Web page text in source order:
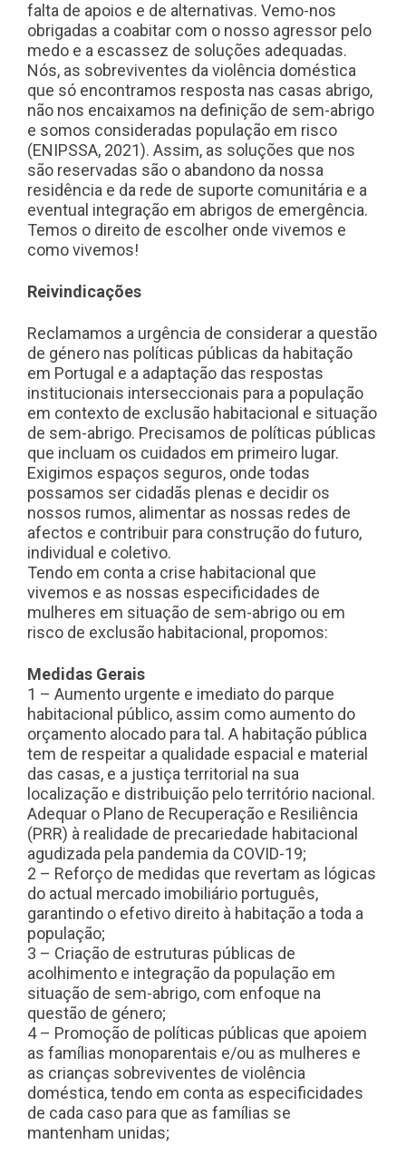
falta de apoios e de alternativas. Vemo-nos
obrigadas a coabitar com o nosso agressor pelo
medo e a escassez de soluções adequadas.
Nós, as sobreviventes da violência doméstica
que só encontramos resposta nas casas abrigo,
não nos encaixamos na definição de sem-abrigo
e somos consideradas população em risco
(ENIPSSA, 2021). Assim, as soluções que nos
são reservadas são o abandono da nossa
residência e da rede de suporte comunitária e a
eventual integração em abrigos de emergência.
Temos o direito de escolher onde vivemos e
como vivemos!
Reivindicações
Reclamamos a urgência de considerar a questão
de género nas políticas públicas da habitação
em Portugal e a adaptação das respostas
institucionais interseccionais para a população
em contexto de exclusão habitacional e situação
de sem-abrigo. Precisamos de políticas públicas
que incluam os cuidados em primeiro lugar.
Exigimos espaços seguros, onde todas
possamos ser cidadãs plenas e decidir os
nossos rumos, alimentar as nossas redes de
afectos e contribuir para construção do futuro,
individual e coletivo.
Tendo em conta a crise habitacional que
vivemos e as nossas especificidades de
mulheres em situação de sem-abrigo ou em
risco de exclusão habitacional, propomos:
Medidas Gerais
1 – Aumento urgente e imediato do parque
habitacional público, assim como aumento do
orçamento alocado para tal. A habitação pública
tem de respeitar a qualidade espacial e material
das casas, e a justiça territorial na sua
localização e distribuição pelo território nacional.
Adequar o Plano de Recuperação e Resiliência
(PRR) à realidade de precariedade habitacional
agudizada pela pandemia da COVID-19;
2 – Reforço de medidas que revertam as lógicas
do actual mercado imobiliário português,
garantindo o efetivo direito à habitação a toda a
população;
3 – Criação de estruturas públicas de
acolhimento e integração da população em
situação de sem-abrigo, com enfoque na
questão de género;
4 – Promoção de políticas públicas que apoiem
as famílias monoparentais e/ou as mulheres e
as crianças sobreviventes de violência
doméstica, tendo em conta as especificidades
de cada caso para que as famílias se
mantenham unidas;